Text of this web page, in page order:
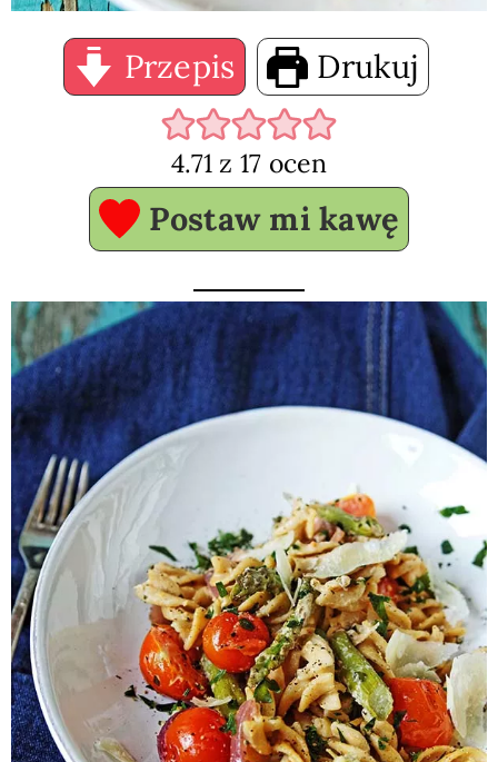
Przepis Drukuj
4.71 z 17 ocen
Postaw mi kawę